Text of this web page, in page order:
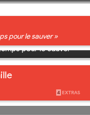
pour le sauver »
pour le sauver
4 EXTRAS